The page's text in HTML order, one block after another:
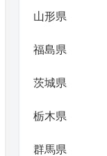
山形県
福島県
茨城県
栃木県
群馬県